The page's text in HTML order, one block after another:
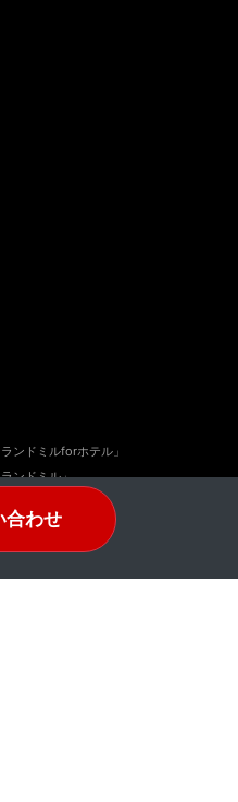
わせ
ンドミルforホテル」
ンドミル」
レミル」
知」